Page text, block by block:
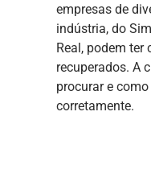
empresas de
indústria, do
Real, podem ter
recuperados. A
procurar e
corretamente.